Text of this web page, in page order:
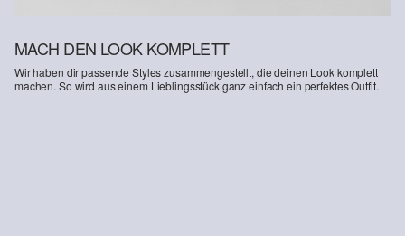
MACH DEN LOOK KOMPLETT
Wir haben dir passende Styles zusammengestellt, die deinen Look komplett
machen. So wird aus einem Lieblingsstück ganz einfach ein perfektes Outfit.